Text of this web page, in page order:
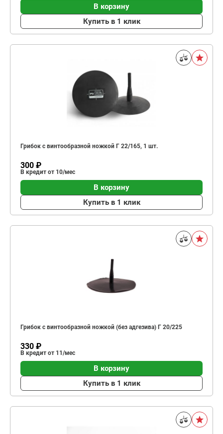
В корзину
Купить в 1 клик
Грибок с винтообразной ножкой Г 22/165, 1 шт.
300 ₽
В кредит от 10/мес
В корзину
Купить в 1 клик
Грибок с винтообразной ножкой (без адгезива) Г 20/225
330 ₽
В кредит от 11/мес
В корзину
Купить в 1 клик